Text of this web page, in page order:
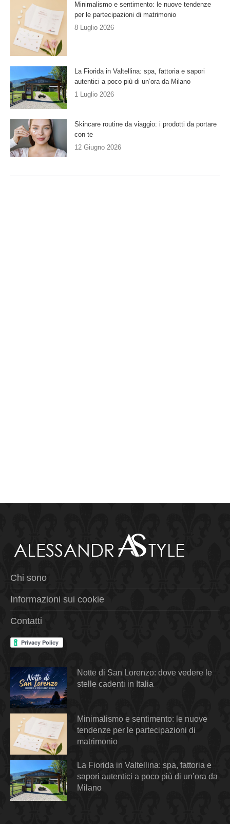
Minimalismo e sentimento: le nuove tendenze
per le partecipazioni di matrimonio
8 Luglio 2026
La Fiorida in Valtellina: spa, fattoria e sapori
autentici a poco più di un’ora da Milano
1 Luglio 2026
Skincare routine da viaggio: i prodotti da portare
con te
12 Giugno 2026
Chi sono
Informazioni sui cookie
Contatti
Notte di San Lorenzo: dove vedere le
stelle cadenti in Italia
Minimalismo e sentimento: le nuove
tendenze per le partecipazioni di
matrimonio
La Fiorida in Valtellina: spa, fattoria e
sapori autentici a poco più di un’ora da
Milano